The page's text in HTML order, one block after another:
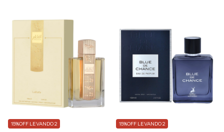
15%OFF LEVANDO 2 15%OFF LEVANDO 2